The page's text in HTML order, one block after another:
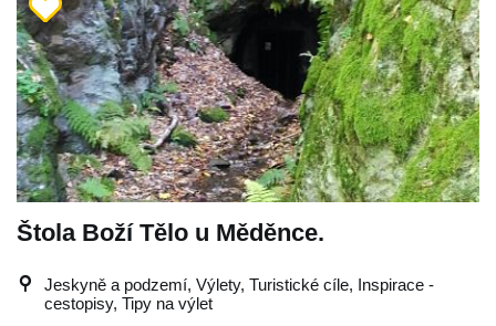
Štola Boží Tělo u Měděnce.
Jeskyně a podzemí, Výlety, Turistické cíle, Inspirace -
cestopisy, Tipy na výlet